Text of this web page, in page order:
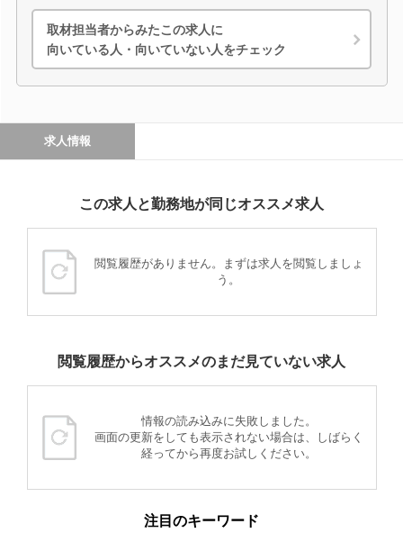
取材担当者からみたこの求人に
向いている人・向いていない人をチェック
求人情報
この求人と勤務地が同じオススメ求人
閲覧履歴がありません。まずは求人を閲覧しましょ
う。
閲覧履歴からオススメのまだ見ていない求人
情報の読み込みに失敗しました。
画面の更新をしても表示されない場合は、しばらく
経ってから再度お試しください。
注目のキーワード